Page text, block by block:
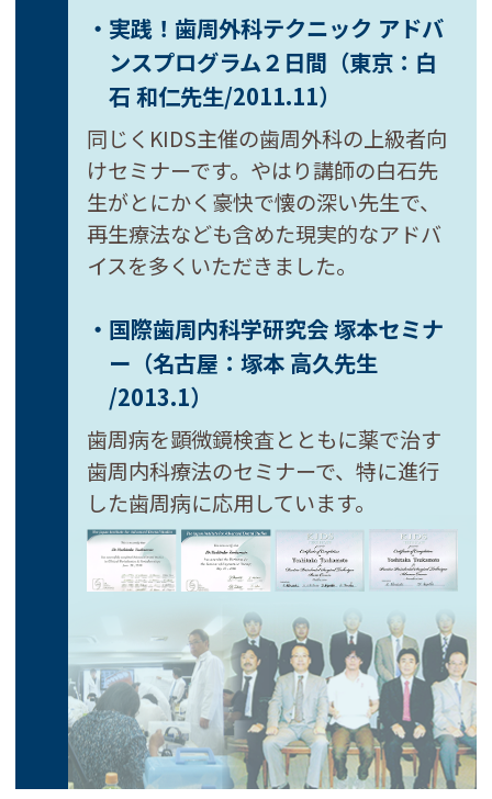
・実践！歯周外科テクニック アドバ
ンスプログラム２日間 （東京：白
石 和仁先生/2011.11）
同じくKIDS主催の歯周外科の上級者向
けセミナーです。やはり講師の白石先
生がとにかく豪快で懐の深い先生で、
再生療法なども含めた現実的なアドバ
イスを多くいただきました。
・国際歯周内科学研究会 塚本セミナ
ー （名古屋：塚本 高久先生
/2013.1）
歯周病を顕微鏡検査とともに薬で治す
歯周内科療法のセミナーで、特に進行
した歯周病に応用しています。